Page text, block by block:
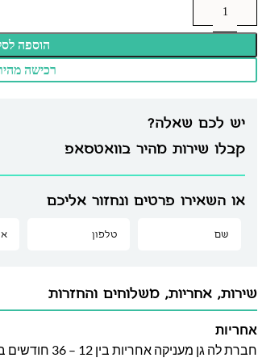
הוספה
רכישה
יש לכם שאלה?
קבלו שירות מהיר בוואטסאפ
או השאירו פרטים ונחזור אליכם
שירות, אחריות, משלוחים והחזרות
אחריות
חברת לה גן